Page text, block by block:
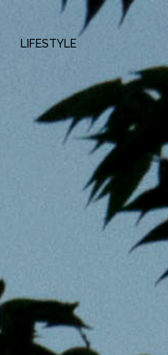
LIFESTYLE